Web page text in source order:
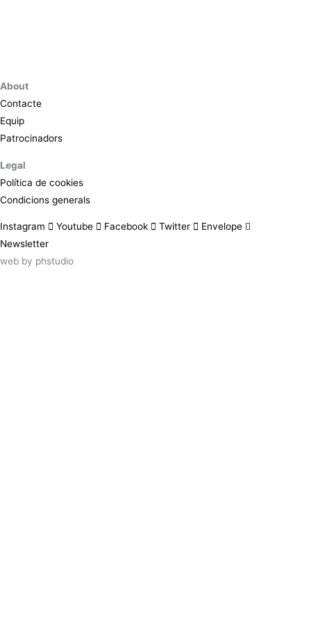
About
Contacte
Equip
Patrocinadors
Legal
Política de cookies
Condicions generals
Instagram Youtube Facebook Twitter
Envelope
Newsletter
web by phstudio